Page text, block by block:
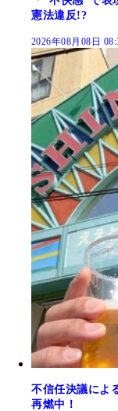
憲法違反!?
2026年08月08日
不信任決議によ
再燃中！